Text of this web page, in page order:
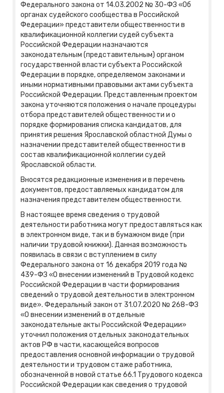
Федерального закона от 14.03.2002 № 30-ФЗ «Об
органах судейского сообщества в Российской
Федерации» представители общественности в
квалификационной коллегии судей субъекта
Российской Федерации назначаются
законодательным (представительным) органом
государственной власти субъекта Российской
Федерации в порядке, определяемом законами и
иными нормативными правовыми актами субъекта
Российской Федерации. Представленным проектом
закона уточняются положения о начале процедуры
отбора представителей общественности и о
порядке формирования списка кандидатов, для
принятия решения Ярославской областной Думы о
назначении представителей общественности в
состав квалификационной коллегии судей
Ярославской области.
Вносятся редакционные изменения и в перечень
документов, предоставляемых кандидатом для
назначения представителем общественности.
В настоящее время сведения о трудовой
деятельности работника могут предоставляться как
в электронном виде, так и в бумажном виде (при
наличии трудовой книжки). Данная возможность
появилась в связи с вступлением в силу
Федерального закона от 16 декабря 2019 года №
439-ФЗ «О внесении изменений в Трудовой кодекс
Российской Федерации в части формирования
сведений о трудовой деятельности в электронном
виде». Федеральный закон от 31.07.2020 № 268-ФЗ
«О внесении изменений в отдельные
законодательные акты Российской Федерации»
уточнил положения отдельных законодательных
актов РФ в части, касающейся вопросов
предоставления основной информации о трудовой
деятельности и трудовом стаже работника,
обозначенной в новой статье 66.1 Трудового кодекса
Российской Федерации как сведения о трудовой